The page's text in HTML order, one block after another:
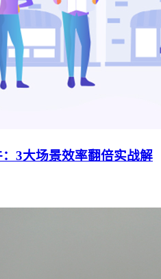
3大场景效率翻倍实战解